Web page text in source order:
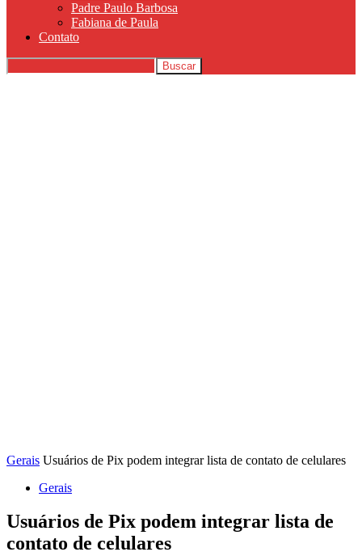
Padre Paulo Barbosa
Fabiana de Paula
Contato
Gerais Usuários de Pix podem integrar lista de contato de celulares
Gerais
Usuários de Pix podem integrar lista de
contato de celulares